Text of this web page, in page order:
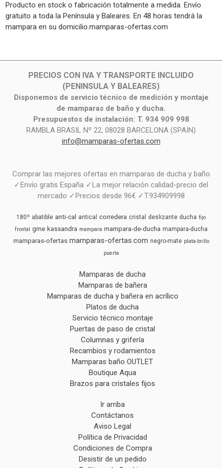
Producto en stock o fabricación totalmente a medida. Envío
gratuito a toda la Península y Baleares. En 48 horas tendrá la
mampara en su domicilio.mamparas-ofertas.com
PRECIOS CON IVA Y TRANSPORTE INCLUIDO
(PENINSULA Y BALEARES)
Disponemos de servicio técnico de medición y montaje
de mamparas de baño y ducha.
Presupuestos de instalación: T. 934 909 998
RAMBLA BRASIL Nº 22, 08028 BARCELONA (SPAIN)
info@mamparas-ofertas.com
Comprar las mejores ofertas en mamparas de ducha y baño
✓Envío gratis España ✓La mejor relación calidad-precio del
mercado ✓Precios desde 96€ ✓T.934909998
180º abatible anti-cal antical corredera cristal deslizante ducha fijo
frontal gme kassandra mampara mampara-de-ducha mampara-ducha
mamparas-ofertas mamparas-ofertas.com negro-mate plata-brillo
puerta
Mamparas de ducha
Mamparas de bañera
Mamparas de ducha y bañera en acrílico
Platos de ducha
Servicio técnico montaje
Puertas de paso de cristal
Columnas y grifería
Recambios y rodamientos
Mamparas baño OUTLET
Boutique Aqua
Brazos para cristales fijos
Ir arriba
Contáctanos
Aviso Legal
Política de Privacidad
Condiciones de Compra
Desistir de un pedido